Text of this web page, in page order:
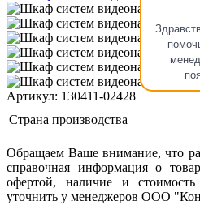
Артикул: 130411-02428
Страна производства
Обращаем Ваше внимание, что
справочная информация о
офертой, наличие и стоимость
уточнить у менеджеров ООО